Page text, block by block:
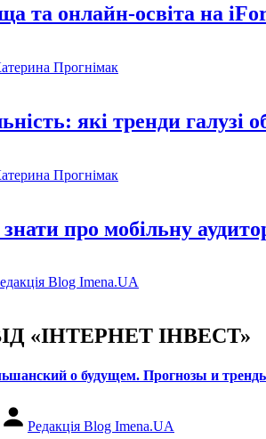
та онлайн-освіта на
Прогнімак
які тренди галузі
Прогнімак
про мобільну
Blog Imena.UA
«ІНТЕРНЕТ ІНВЕСТ»
о будущем. Прогнозы и
Редакція Blog Imena.UA